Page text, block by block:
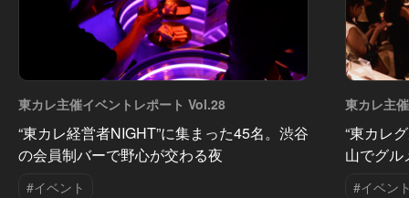
東カレ主催イベントレポート Vol.28
“東カレ経営者NIGHT”に集まった45名。渋谷
の会員制バーで野心が交わる夜
#イベント
東カレ主
“東カレ
山でグ
#イベン